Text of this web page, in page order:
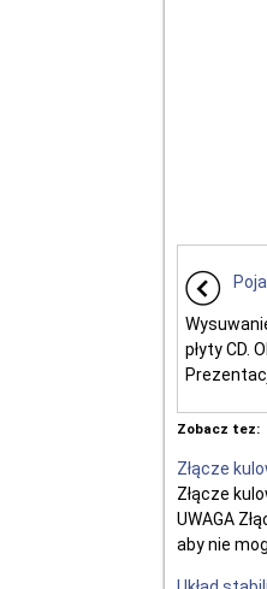
płyty CD.
Zobacz tez:
Złącze
Złącze
UWAGA
aby nie